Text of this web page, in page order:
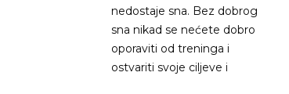
nedostaje sna. Bez dobrog
sna nikad se nećete dobro
oporaviti od treninga i
ostvariti svoje ciljeve i